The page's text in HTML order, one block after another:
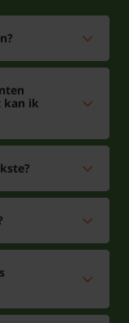
trossen met
verkleuren
grijsgroene
met rood
is een plant
hebt. Het is
trekken
kan ik